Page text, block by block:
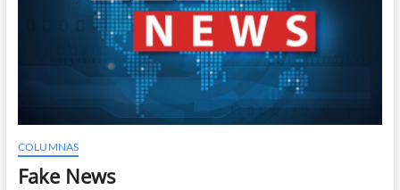
COLUMNAS
Fake News